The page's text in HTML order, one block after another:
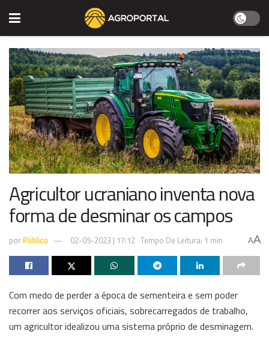
Agricultor ucraniano inventa nova
forma de desminar os campos
por Público 02-05-2023 | 17:12 Tempo De Leitura: 1 min AA
Com medo de perder a época de sementeira e sem poder
recorrer aos serviços oficiais, sobrecarregados de trabalho,
um agricultor idealizou uma sistema próprio de desminagem.